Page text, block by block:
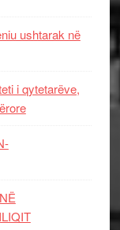
ushtarak në
i qytetarëve,